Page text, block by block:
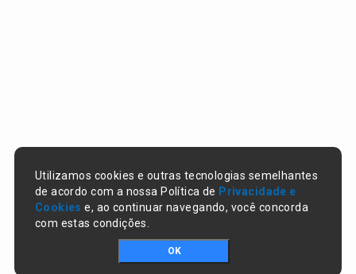
Utilizamos cookies e outras tecnologias semelhantes
de acordo com a nossa Política de Privacidade e
Cookies e, ao continuar navegando, você concorda
com estas condições.
OK